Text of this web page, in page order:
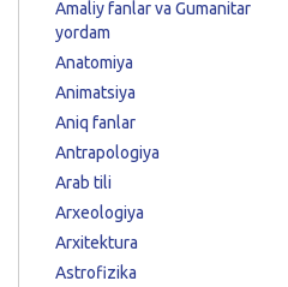
Amaliy fanlar va Gumanitar
yordam
Anatomiya
Animatsiya
Aniq fanlar
Antrapologiya
Arab tili
Arxeologiya
Arxitektura
Astrofizika